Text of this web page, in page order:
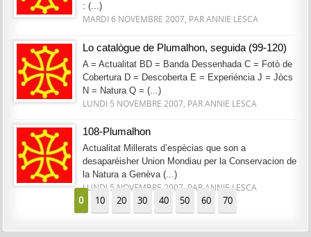
: (...)
MARDI 6 NOVEMBRE 2007, PAR ANNIE LESCA
Lo catalògue de Plumalhon, seguida (99-120)
A = Actualitat BD = Banda Dessenhada C = Fotò de
Cobertura D = Descoberta E = Experiéncia J = Jòcs
N = Natura Q = (...)
LUNDI 5 NOVEMBRE 2007, PAR ANNIE LESCA
108-Plumalhon
Actualitat Millerats d’espècias que son a
desaparéisher Union Mondiau per la Conservacion de
la Natura a Genèva (...)
LUNDI 5 NOVEMBRE 2007, PAR ANNIE LESCA
0 10 20 30 40 50 60 70